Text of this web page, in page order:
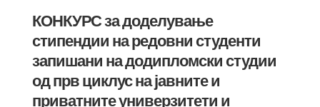
КОНКУРС за доделување
стипендии на редовни студенти
запишани на додипломски студии
од прв циклус на јавните и
приватните универзитети и